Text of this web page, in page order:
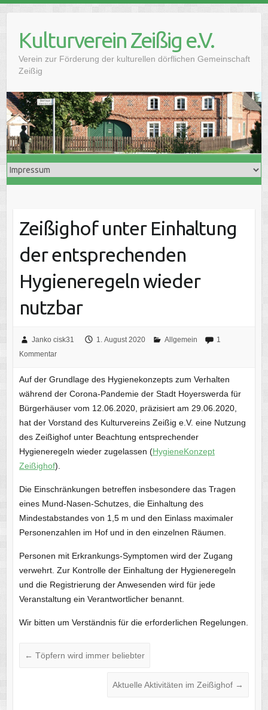
contentKulturverein Zeißig e.V.
Verein zur Förderung der kulturellen dörflichen Gemeinschaft
Zeißig
Zeißighof unter Einhaltung
der entsprechenden
Hygieneregeln wieder
nutzbar
Janko cisk31 1. August 2020 Allgemein
1
Kommentar
Auf der Grundlage des Hygienekonzepts zum Verhalten
während der Corona-Pandemie der Stadt Hoyerswerda für
Bürgerhäuser vom 12.06.2020, präzisiert am 29.06.2020,
hat der Vorstand des Kulturvereins Zeißig e.V. eine Nutzung
des Zeißighof unter Beachtung entsprechender
Hygieneregeln wieder zugelassen (HygieneKonzept
Zeißighof).
Die Einschränkungen betreffen insbesondere das Tragen
eines Mund-Nasen-Schutzes, die Einhaltung des
Mindestabstandes von 1,5 m und den Einlass maximaler
Personenzahlen im Hof und in den einzelnen Räumen.
Personen mit Erkrankungs-Symptomen wird der Zugang
verwehrt. Zur Kontrolle der Einhaltung der Hygieneregeln
und die Registrierung der Anwesenden wird für jede
Veranstaltung ein Verantwortlicher benannt.
Wir bitten um Verständnis für die erforderlichen Regelungen.
← Töpfern wird immer beliebter
Aktuelle Aktivitäten im Zeißighof →